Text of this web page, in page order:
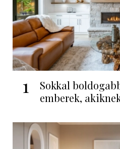
1
Sokkal
emberek,